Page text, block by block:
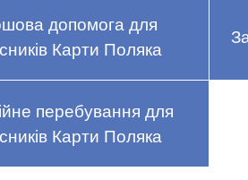
допомога для
Карти Поляка
перебування для
Карти Поляка